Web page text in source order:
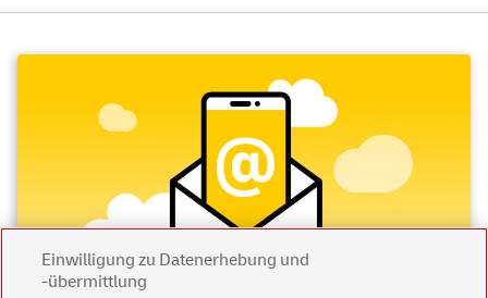
Einwilligung zu Datenerhebung und
-übermittlung